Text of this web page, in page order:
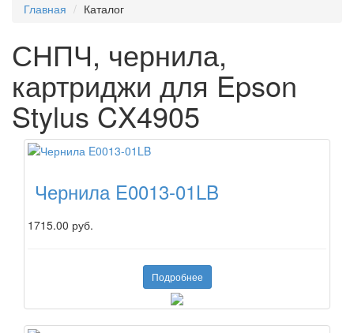
Главная Каталог
СНПЧ, чернила,
картриджи для Epson
Stylus CX4905
Чернила E0013-01LB
1715.00 руб.
Подробнее